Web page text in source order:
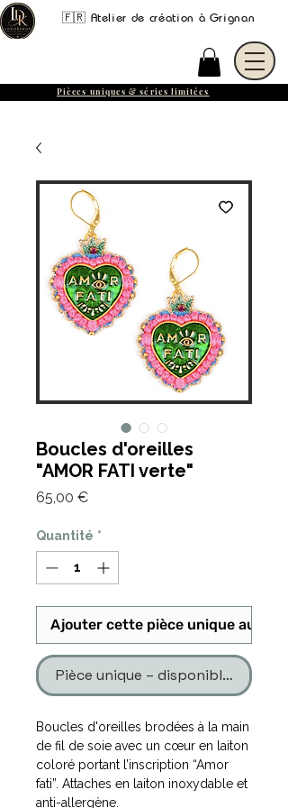
🇫🇷 Atelier de création à Grignan
Pièces uniques & séries limitées
Boucles d'oreilles
"AMOR FATI verte"
65,00 €Prix
Quantité *
Ajouter cette pièce unique au
Pièce unique – disponible en un
Boucles d'oreilles brodées à la main
de fil de soie avec un cœur en laiton
coloré portant l’inscription “Amor
fati”. Attaches en laiton inoxydable et
anti-allergène.